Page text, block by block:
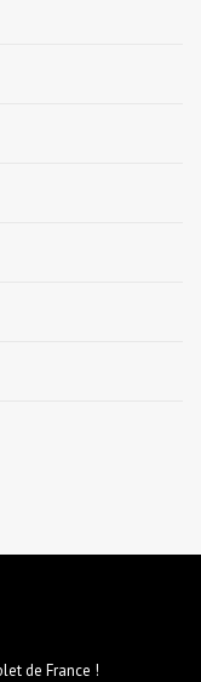
de France !